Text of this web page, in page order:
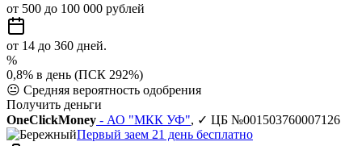
от 500 до 100 000 рублей
от 14 до 360 дней.
%
0,8% в день (ПСК 292%)
😐 Средняя вероятность одобрения
Получить деньги
OneClickMoney - АО "МКК УФ", ✓ ЦБ №001503760007126
Первый заем 21 день бесплатно